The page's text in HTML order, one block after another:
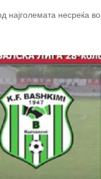
најголемата несреќа во